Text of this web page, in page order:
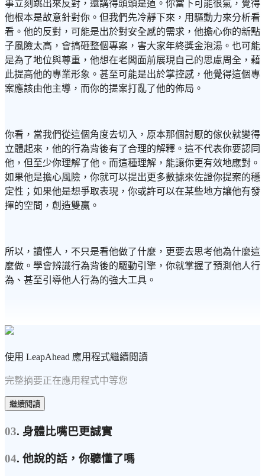
事立刻跳出來反對，還講得頭頭是道。你當下可能很氣，覺得
他根本是故意針對你。但我們先冷靜下來，用驅動力來分析看
看。他的反對，可能是出於對安全感的需求，他擔心你的新點
子風險太高，會搞砸整個專案，害大家年終獎金泡湯。也可能
是為了地位與尊重，他想在老闆面前展現自己的思慮周全，藉
此提高他的專業形象。甚至可能是出於掌控感，他覺得這個專
案應該由他主導，而你的提案打亂了他的佈局。
你看，當我們從這個角度去切入，原本那個討厭的傢伙就變得
立體起來，他的行為背後有了合理的解釋。這不代表你要認同
他，但至少你理解了他。而這種理解，能讓你更有效地應對。
如果他是擔心風險，你就可以提出更多數據來佐證你提案的穩
定性；如果他是想爭取表現，你或許可以在某些地方讓他有發
揮的空間，創造雙贏。
所以，讀懂人，不只是看他做了什麼，更要去思考他為什麼這
麼做。學會辨識行為背後的驅動引擎，你就掌握了預測他人行
為、甚至引導他人行為的強大工具。
使用 LeapAhead 應用程式繼續閱讀
完整摘要正在應用程式中等您
繼續閱讀
03. 身體比嘴巴更誠實
04. 他說的話，你聽懂了嗎